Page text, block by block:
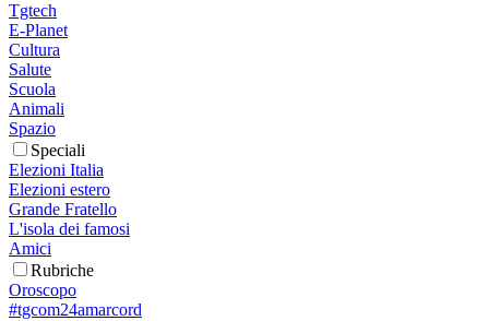
Tgtech
E-Planet
Cultura
Salute
Scuola
Animali
Spazio
Speciali
Elezioni Italia
Elezioni estero
Grande Fratello
L'isola dei famosi
Amici
Rubriche
Oroscopo
#tgcom24amarcord